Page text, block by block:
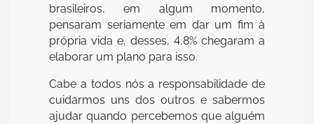
brasileiros, em algum momento,
pensaram seriamente em dar um fim à
própria vida e, desses, 4,8% chegaram a
elaborar um plano para isso.
Cabe a todos nós a responsabilidade de
cuidarmos uns dos outros e sabermos
ajudar quando percebemos que alguém